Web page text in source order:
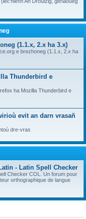
(1.1.x, 2.x ha 3.x)
e brezhoneg (1.1.x, 2.x ha
Thunderbird e
ha Mozilla Thunderbird e
evit an darn vrasañ
dre-vras
- Latin Spell Checker
Checker COL. Un forum pour
orthographique de langue